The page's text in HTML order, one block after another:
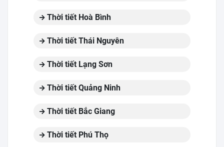
Thời tiết Hoà Bình
Thời tiết Thái Nguyên
Thời tiết Lạng Sơn
Thời tiết Quảng Ninh
Thời tiết Bắc Giang
Thời tiết Phú Thọ